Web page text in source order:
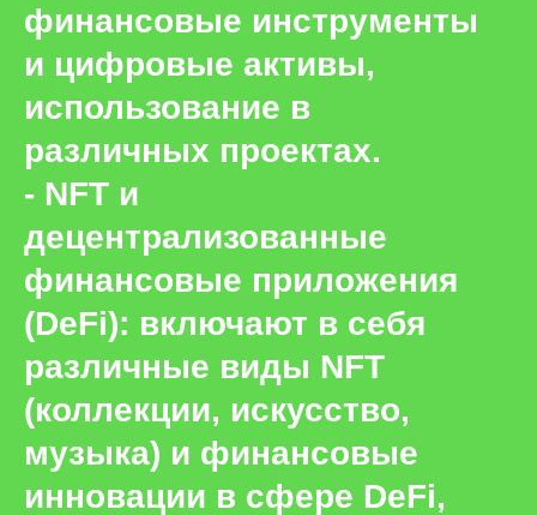
финансовые инструменты
и цифровые активы,
использование в
различных проектах.
- NFT и
децентрализованные
финансовые приложения
(DeFi): включают в себя
различные виды NFT
(коллекции, искусство,
музыка) и финансовые
инновации в сфере DeFi,